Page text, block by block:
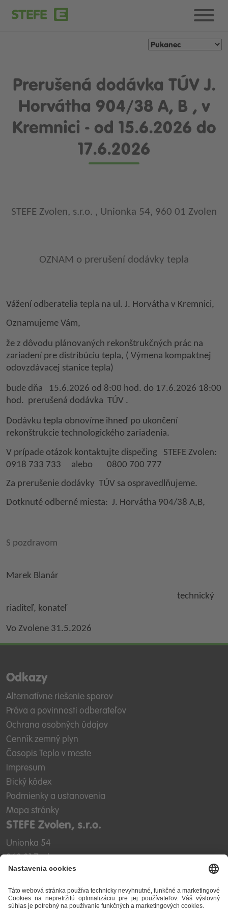
Prerušená dodávka TÚV J.
Horvátha 904/38 A, B , v
Kremnici - od 15.6.2026 do
17.6.2026
STEFE Zvolen, s.r.o. , Unionka 54, 960 01 Zvolen
OZNAM o prerušení dodávky tepla
Vážení odberatelia tepla na ul. J. Horvátha v Kremnici,
Oznamujeme Vám,
že z dôvodu plánovaných rekonštrukčných prác na
zariadení pre distribúciu tepla, ( Výmena kompaktnej
odovzdávacej stanice tepla)
bude dňa
15.6.2026 od 8:00 hod. do 17.6.2026 18:00
hod. prerušená dodávka TÚV .
Dodávku tepla obnovíme ihneď po ukončení
rekonštrukcie technologického zariadenia.
V prípade otázok kontaktujte dispečing STEFE Zvolen:
0918 733 733 alebo 0800 700 777
Za prerušenie dodávky TÚV sa ospravedlňujeme.
Dotknuté odberné miesta: J. Horvátha 904/38 A,B,
S pozdravom
Marek Blanár
technický
riaditeľ, konateľ
Vo Zvolene 31.5.2026
Odkazy
Alternatívne riešenie sporov
Práva a povinnosti odberateľov
Ochrana osobných údajov
Cenník zemný plyn
Časopis Teplo v meste
Impresum
Etický kódex
Podmienky a ustanovenia
Mapa stránky
STEFE Zvolen, s.r.o.
Unionka 54
960 01 Zvolen
IČ DPH: SK2020478394
DIČ: 2020478394